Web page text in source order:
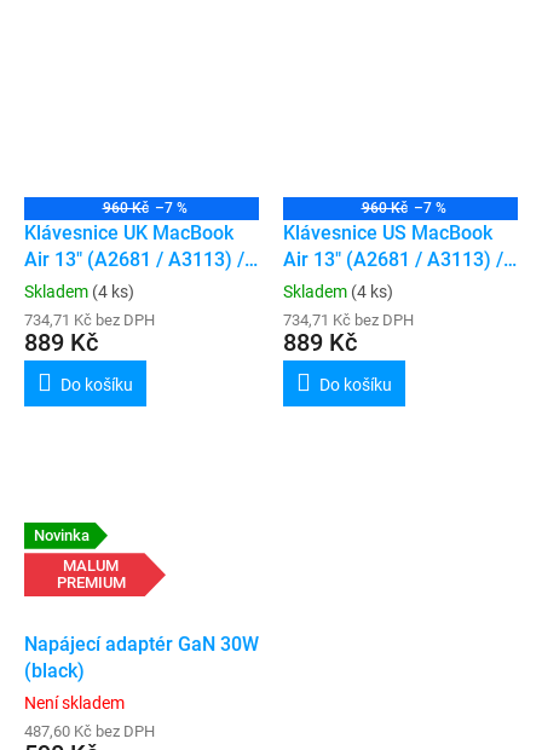
960 Kč –7 %
Klávesnice UK MacBook
Air 13" (A2681 / A3113) /
Air 15" (A2941 / A3114)
Skladem (4 ks)
734,71 Kč bez DPH
889 Kč
Do košíku
960 Kč –7 %
Klávesnice US MacBook
Air 13" (A2681 / A3113) /
Air 15" (A2941 / A3114)
Skladem (4 ks)
734,71 Kč bez DPH
889 Kč
Do košíku
Novinka
MALUM
PREMIUM
Napájecí adaptér GaN 30W
(black)
Není skladem
487,60 Kč bez DPH